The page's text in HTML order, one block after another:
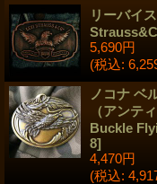
リーバイ
5,690円
(税込:
ノコナ ベ
（アンテ
Buckle
8]
4,470円
(税込: